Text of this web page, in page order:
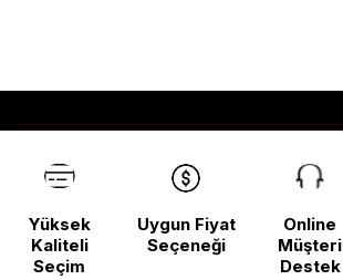
Yüksek
Kaliteli
Seçim
Uygun Fiyat
Seçeneği
Online
Müşteri
Destek